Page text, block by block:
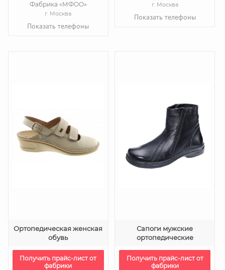
Фабрика «МФОО»
г. Москва
Показать телефоны
г. Москва
Показать телефоны
Ортопедическая женская
обувь
Получить прайс-лист от
фабрики
Сапоги мужские
ортопедические
Получить прайс-лист от
фабрики